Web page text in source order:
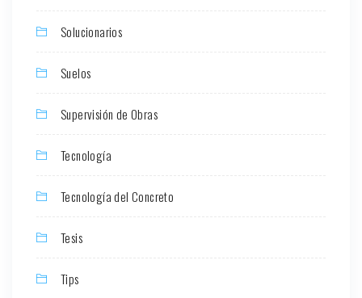
Solucionarios
Suelos
Supervisión de Obras
Tecnología
Tecnología del Concreto
Tesis
Tips